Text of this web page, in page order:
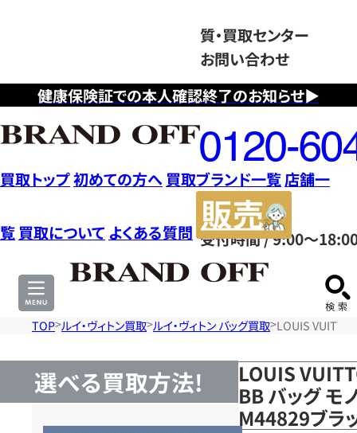
健康保険証での本人確認終了のお知らせ▶
質・買取センター
お問い合わせ
フ
リ
ー
ダ
イ
ヤ
ル
0120604117
受付時間 / 9:00～
買取トップ初めての方へ 買取ブランド一覧店舗一
覧 買取について よくある質問
サ
TOP ルイ・ヴィトン買取 ルイ・ヴィトン バッグ買取 LOUIS
選べる買取方法!
LOUIS
BB バッグ モ
M44829ブラ